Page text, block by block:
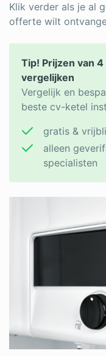
Klik verder als je al
offerte wilt
Tip! Prijzen van
vergelijken
Vergelijk en
beste cv-ketel
gratis &
alleen
specialisten